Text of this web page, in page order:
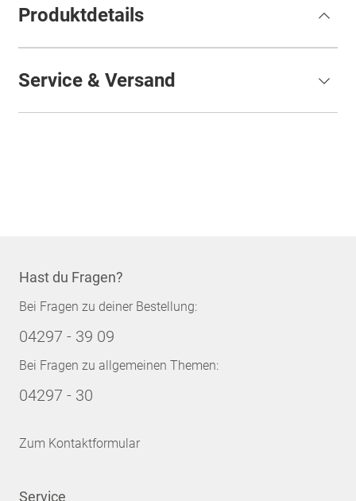
Produktdetails
Service & Versand
Hast du Fragen?
Bei Fragen zu deiner Bestellung:
04297 - 39 09
Bei Fragen zu allgemeinen Themen:
04297 - 30
Zum Kontaktformular
Service